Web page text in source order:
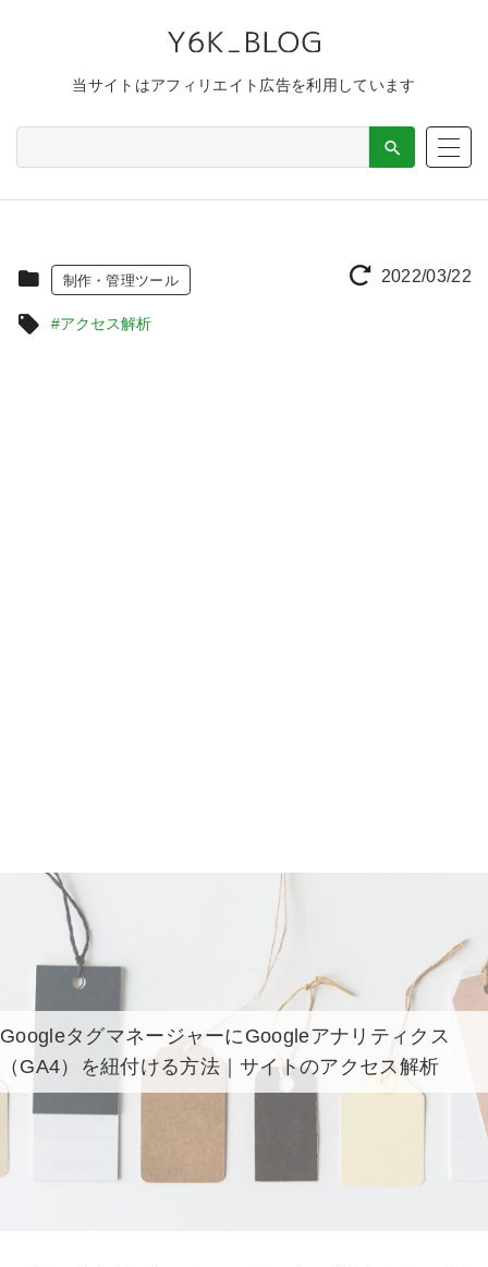
当サイトはアフィリエイト広告を利用しています
2022/03/22
制作・管理ツール
#アクセス解析
GoogleタグマネージャーにGoogleアナリティクス
（GA4）を紐付ける方法｜サイトのアクセス解析